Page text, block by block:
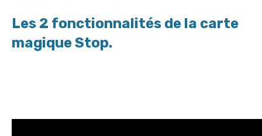
Les 2 fonctionnalités de la carte
magique Stop.